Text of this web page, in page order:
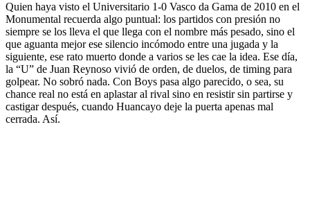
Quien haya visto el Universitario 1-0 Vasco da Gama de 2010 en el
Monumental recuerda algo puntual: los partidos con presión no
siempre se los lleva el que llega con el nombre más pesado, sino el
que aguanta mejor ese silencio incómodo entre una jugada y la
siguiente, ese rato muerto donde a varios se les cae la idea. Ese día,
la “U” de Juan Reynoso vivió de orden, de duelos, de timing para
golpear. No sobró nada. Con Boys pasa algo parecido, o sea, su
chance real no está en aplastar al rival sino en resistir sin partirse y
castigar después, cuando Huancayo deje la puerta apenas mal
cerrada. Así.